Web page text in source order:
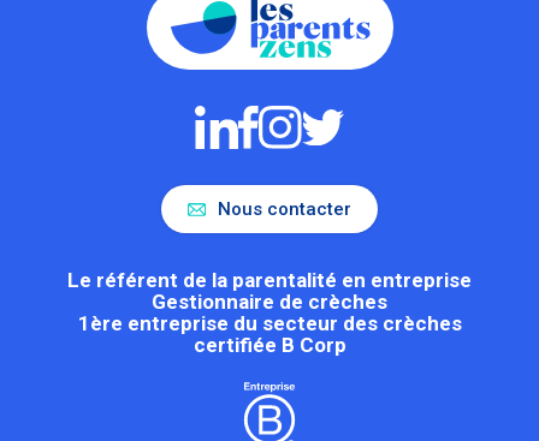
Nous contacter
Le référent de la parentalité en entreprise
Gestionnaire de crèches
1ère entreprise du secteur des crèches
certifiée B Corp